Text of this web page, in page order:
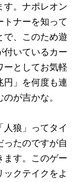
す。ナポレオン
トナーを知って
で、このため遊
付いているカー
ーとしてお気軽
円」を何度も連
が吉かな。
狼」ってタイ
ったのですが自
ます。このゲー
クテイクをよ